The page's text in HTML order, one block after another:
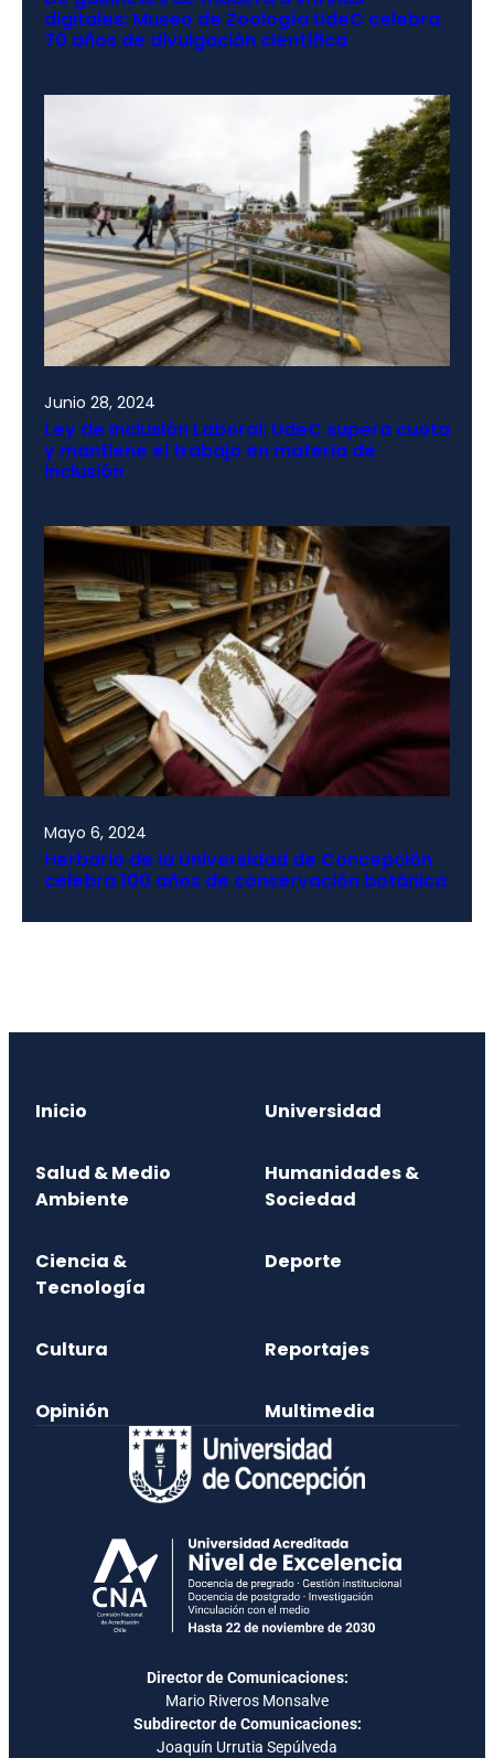
digitales: Museo de Zoología UdeC celebra
70 años de divulgación científica
Junio 28, 2024
Ley de Inclusión Laboral: UdeC supera cuota
y mantiene el trabajo en materia de
inclusión
Mayo 6, 2024
Herbario de la Universidad de Concepción
celebra 100 años de conservación botánica
Inicio Universidad
Salud & Medio
Ambiente
Humanidades &
Sociedad
Ciencia &
Tecnología
Deporte
Cultura Reportajes
Opinión Multimedia
Director de Comunicaciones:
Mario Riveros Monsalve
Subdirector de Comunicaciones:
Joaquín Urrutia Sepúlveda